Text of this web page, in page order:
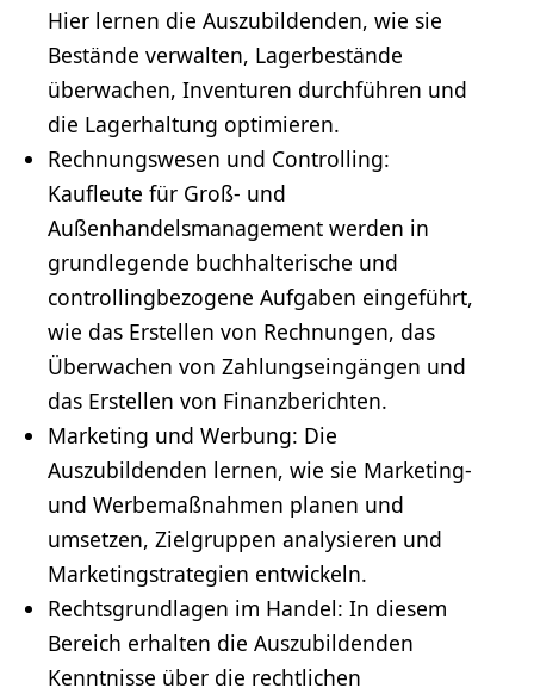
Hier lernen die Auszubildenden, wie sie
Bestände verwalten, Lagerbestände
überwachen, Inventuren durchführen und
die Lagerhaltung optimieren.
Rechnungswesen und Controlling:
Kaufleute für Groß- und
Außenhandelsmanagement werden in
grundlegende buchhalterische und
controllingbezogene Aufgaben eingeführt,
wie das Erstellen von Rechnungen, das
Überwachen von Zahlungseingängen und
das Erstellen von Finanzberichten.
Marketing und Werbung: Die
Auszubildenden lernen, wie sie Marketing-
und Werbemaßnahmen planen und
umsetzen, Zielgruppen analysieren und
Marketingstrategien entwickeln.
Rechtsgrundlagen im Handel: In diesem
Bereich erhalten die Auszubildenden
Kenntnisse über die rechtlichen